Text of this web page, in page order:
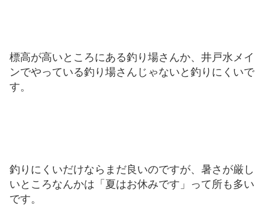
標高が高いところにある釣り場さんか、井戸水メイ
ンでやっている釣り場さんじゃないと釣りにくいで
す。
釣りにくいだけならまだ良いのですが、暑さが厳し
いところなんかは「夏はお休みです」って所も多い
です。